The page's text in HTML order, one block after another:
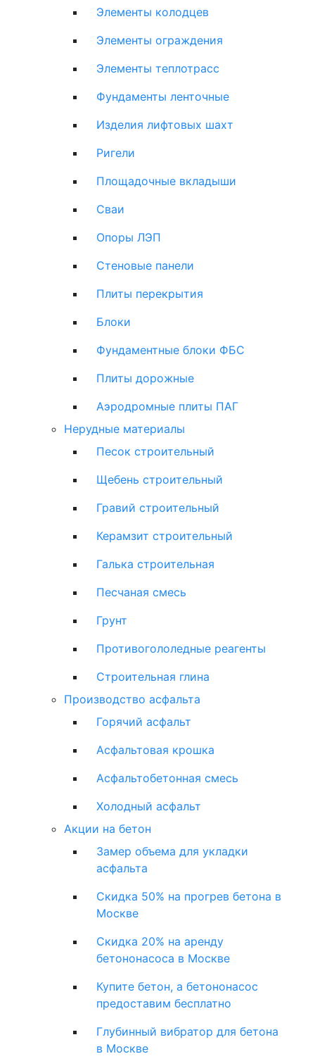
Элементы колодцев
Элементы ограждения
Элементы теплотрасс
Фундаменты ленточные
Изделия лифтовых шахт
Ригели
Площадочные вкладыши
Сваи
Опоры ЛЭП
Стеновые панели
Плиты перекрытия
Блоки
Фундаментные блоки ФБС
Плиты дорожные
Аэродромные плиты ПАГ
Нерудные материалы
Песок строительный
Щебень строительный
Гравий строительный
Керамзит строительный
Галька строительная
Песчаная смесь
Грунт
Противогололедные реагенты
Строительная глина
Производство асфальта
Горячий асфальт
Асфальтовая крошка
Асфальтобетонная смесь
Холодный асфальт
Акции на бетон
Замер объема для укладки
асфальта
Скидка 50% на прогрев бетона в
Москве
Скидка 20% на аренду
бетононасоса в Москве
Купите бетон, а бетононасос
предоставим бесплатно
Глубинный вибратор для бетона
в Москве